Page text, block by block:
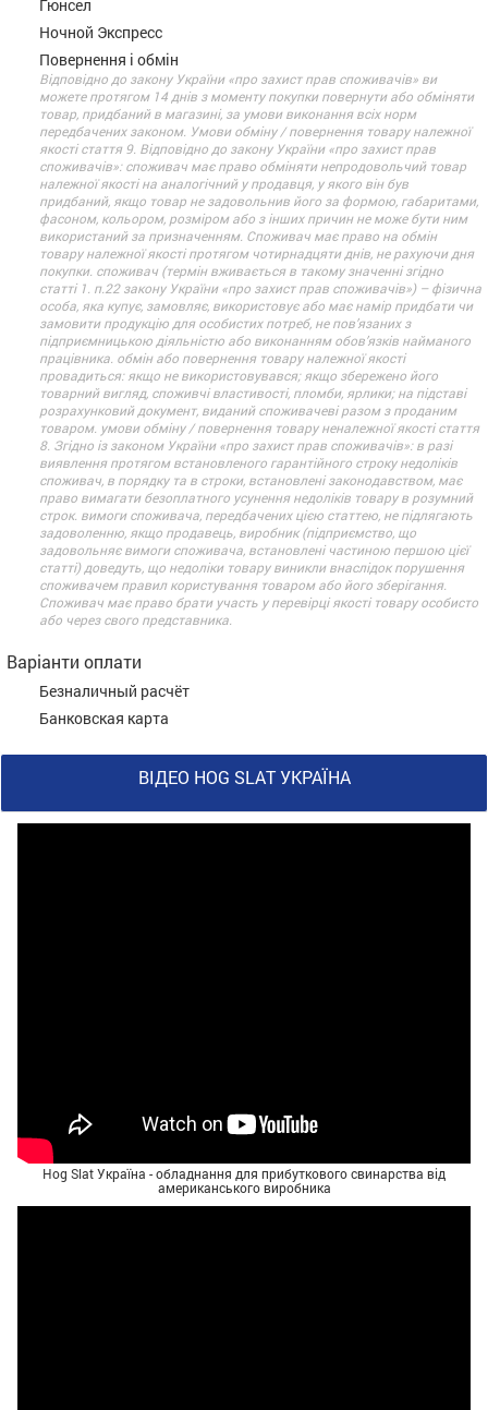
Гюнсел
Ночной Экспресс
Повернення і обмін
Відповідно до закону України «про захист прав споживачів» ви
можете протягом 14 днів з моменту покупки повернути або обміняти
товар, придбаний в магазині, за умови виконання всіх норм
передбачених законом. Умови обміну / повернення товару належної
якості стаття 9. Відповідно до закону України «про захист прав
споживачів»: споживач має право обміняти непродовольчий товар
належної якості на аналогічний у продавця, у якого він був
придбаний, якщо товар не задовольнив його за формою, габаритами,
фасоном, кольором, розміром або з інших причин не може бути ним
використаний за призначенням. Споживач має право на обмін
товару належної якості протягом чотирнадцяти днів, не рахуючи дня
покупки. споживач (термін вживається в такому значенні згідно
статті 1. п.22 закону України «про захист прав споживачів») – фізична
особа, яка купує, замовляє, використовує або має намір придбати чи
замовити продукцію для особистих потреб, не пов’язаних з
підприємницькою діяльністю або виконанням обов’язків найманого
працівника. обмін або повернення товару належної якості
провадиться: якщо не використовувався; якщо збережено його
товарний вигляд, споживчі властивості, пломби, ярлики; на підставі
розрахунковий документ, виданий споживачеві разом з проданим
товаром. умови обміну / повернення товару неналежної якості стаття
8. Згідно із законом України «про захист прав споживачів»: в разі
виявлення протягом встановленого гарантійного строку недоліків
споживач, в порядку та в строки, встановлені законодавством, має
право вимагати безоплатного усунення недоліків товару в розумний
строк. вимоги споживача, передбачених цією статтею, не підлягають
задоволенню, якщо продавець, виробник (підприємство, що
задовольняє вимоги споживача, встановлені частиною першою цієї
статті) доведуть, що недоліки товару виникли внаслідок порушення
споживачем правил користування товаром або його зберігання.
Споживач має право брати участь у перевірці якості товару особисто
або через свого представника.
Варіанти оплати
Безналичный расчёт
Банковская карта
ВІДЕО HOG SLAT УКРАЇНА
Hog Slat Україна - обладнання для прибуткового свинарства від
американського виробника